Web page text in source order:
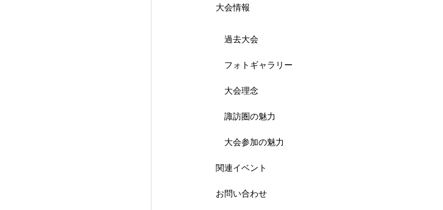
【会議報告】諏訪地域６市町村連絡会議を開催しました
大会情報
過去大会
フォトギャラリー
大会理念
諏訪圏の魅力
大会参加の魅力
関連イベント
お問い合わせ